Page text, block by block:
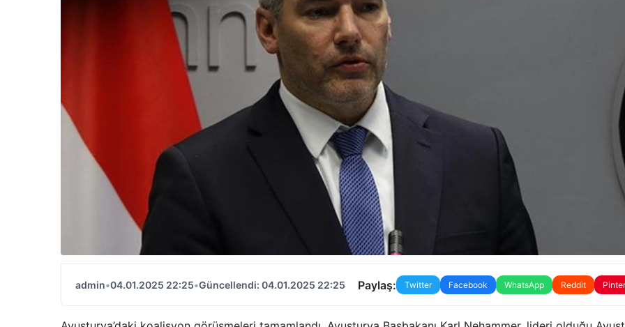
admin•04.01.2025 22:25•Güncellendi: 04.01.2025 22:25 Paylaş: Twitter Facebook WhatsApp Reddit